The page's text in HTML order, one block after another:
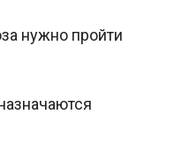
нужно пройти